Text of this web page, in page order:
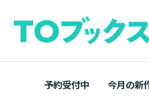
予約受付中 今月の新